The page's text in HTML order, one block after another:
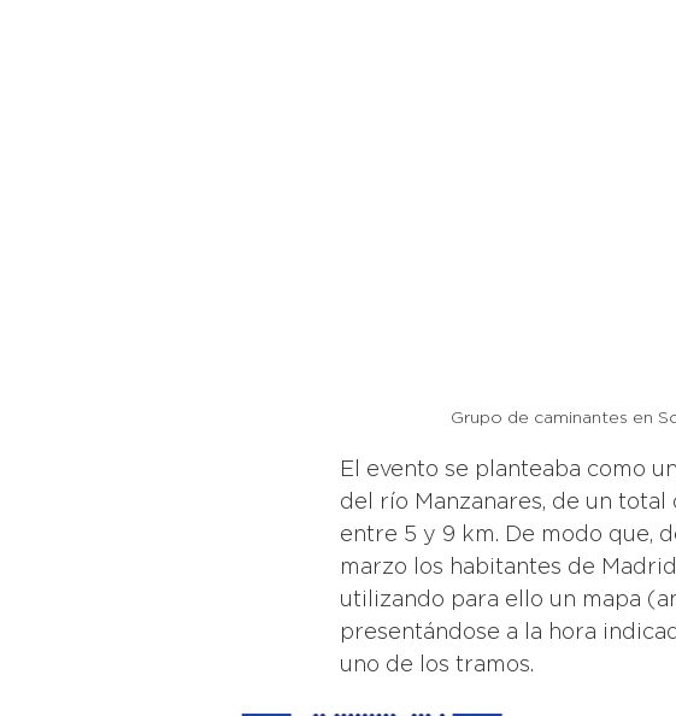
Grupo de caminantes en
El evento se planteaba como
del río Manzanares, de un
entre 5 y 9 km. De modo que,
marzo los habitantes de
utilizando para ello un mapa
presentándose a la hora
uno de los tramos.